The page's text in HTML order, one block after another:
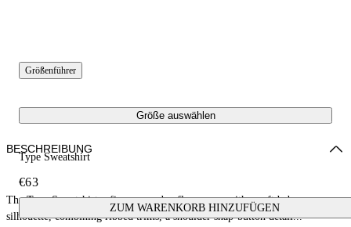
Größenführer
Größe auswählen
Type Sweatshirt
€63
ZUM WARENKORB HINZUFÜGEN
BESCHREIBUNG
The Type Sweatshirt refines everyday fleecewear with a soft baby
silhouette, combining ribbed trims, a shoulder snap-button detail...